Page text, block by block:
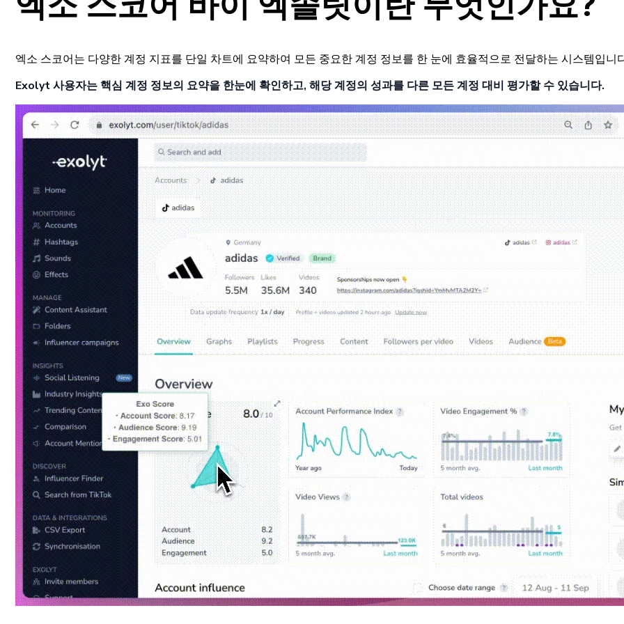
엑소 스코어는 다양한 계정 지표를 단일 차트에 요약하여 모든 중요한 계정 정보를 한 눈에 효율적으로 전달하는 시스템입니
Exolyt 사용자는 핵심 계정 정보의 요약을 한눈에 확인하고, 해당 계정의 성과를 다른 모든 계정 대비 평가할 수 있습니다.